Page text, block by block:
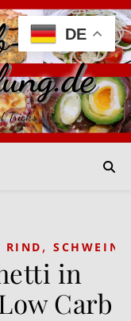
Tricks
RIND ,SCHWEIN
in
Carb
DE